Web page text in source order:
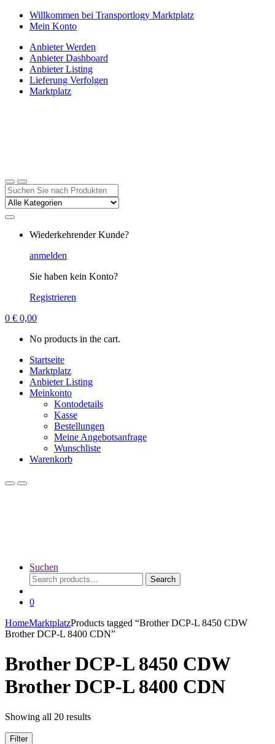
Navigation
Zum
Inhalt
Willkommen bei Transportlogy Marktplatz
Mein Konto
Anbieter Werden
Anbieter Dashboard
Anbieter Listing
Lieferung Verfolgen
Marktplatz
Suchen
nach:
Wiederkehrender Kunde?
anmelden
Sie haben kein Konto?
Registrieren
0 € 0,00
No products in the cart.
Startseite
Marktplatz
Anbieter Listing
Meinkonto
Kontodetails
Kasse
Bestellungen
Meine Angebotsanfrage
Wunschliste
Warenkorb
Suchen
Search
for:
Search
0
HomeMarktplatzProducts tagged “Brother DCP-L 8450 CDW
Brother DCP-L 8400 CDN”
Brother DCP-L 8450 CDW
Brother DCP-L 8400 CDN
Showing all 20 results
Filter